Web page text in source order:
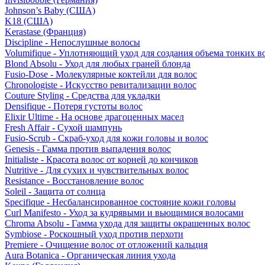
Johnson’s Baby (США)
K18 (США)
Kerastase (Франция)
Discipline - Непослушные волосы
Volumifique - Уплотняющий уход для создания объема тонких
Blond Absolu - Уход для любых граней блонда
Fusio-Dose - Молекулярные коктейли для волос
Chronologiste - Искусство ревитализации волос
Couture Styling - Средства для укладки
Densifique - Потеря густоты волос
Elixir Ultime - На основе драгоценных масел
Fresh Affair - Сухой шампунь
Fusio-Scrub - Скраб-уход для кожи головы и волос
Genesis - Гамма против выпадения волос
Initialiste - Красота волос от корней до кончиков
Nutritive - Для сухих и чувствительных волос
Resistance - Восстановление волос
Soleil - Защита от солнца
Specifique - Несбалансированное состояние кожи головы
Curl Manifesto - Уход за кудрявыми и вьющимися волосами
Chroma Absolu - Гамма ухода для защиты окрашенных волос
Symbiose - Роскошный уход против перхоти
Premiere - Очищение волос от отложений кальция
Aura Botanica - Органическая линия ухода